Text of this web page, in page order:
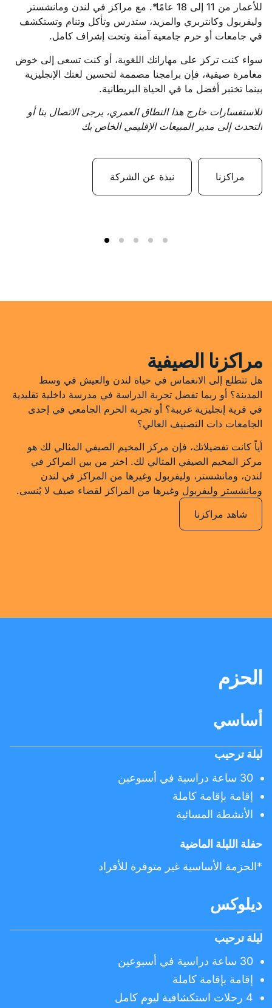
للأعمار من 11 إلى 18 عامًا*. مع مراكز في لندن ومانشستر
وليفربول وكانتربري والمزيد، ستدرس وتأكل وتنام وتستكشف
في جامعات أو حرم جامعية آمنة وتحت إشراف كامل.
سواء كنت تركز على مهاراتك اللغوية، أو كنت تسعى إلى خوض
مغامرة صيفية، فإن برامجنا مصممة لتحسين لغتك الإنجليزية
بينما تختبر أفضل ما في الحياة البريطانية.
للاستفسارات خارج هذا النطاق العمري، يرجى الاتصال بنا أو
التحدث إلى مدير المبيعات الإقليمي الخاص بك
مراكزنا نبذة عن الشركة
مراكزنا الصيفية
هل تتطلع إلى الانغماس في حياة لندن والعيش في وسط
المدينة؟ أو ربما تفضل تجربة الدراسة في مدرسة داخلية تقليدية
في قرية إنجليزية غريبة؟ أو تجربة الحرم الجامعي في إحدى
الجامعات ذات التصنيف العالي؟
أياً كانت تفضيلاتك، فإن مركز المخيم الصيفي المثالي لك هو
مركز المخيم الصيفي المثالي لك. اختر من بين المراكز في
لندن، ومانشستر، وليفربول وغيرها من المراكز في لندن
ومانشستر وليفربول وغيرها من المراكز لقضاء صيف لا يُنسى.
شاهد مراكزنا
الحزم
أساسي
ليلة ترحيب
30 ساعة دراسية في أسبوعين
إقامة بإقامة كاملة
الأنشطة المسائية
حفلة الليلة الماضية
*الحزمة الأساسية غير متوفرة للأفراد
ديلوكس
ليلة ترحيب
30 ساعة دراسية في أسبوعين
إقامة بإقامة كاملة
4 رحلات استكشافية ليوم كامل